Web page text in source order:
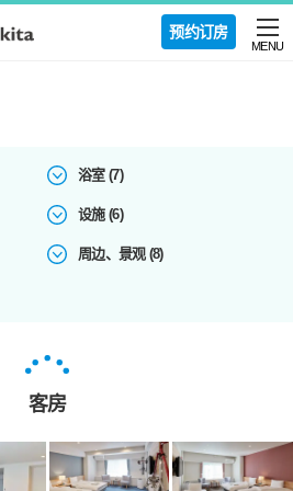
预约订房
MENU
浴室 (7)
设施 (6)
周边、景观 (8)
客房